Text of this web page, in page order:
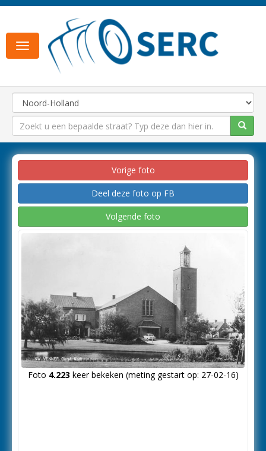
Toggle
navigation
Vorige foto
Deel deze foto op FB
Volgende foto
Foto 4.223 keer bekeken (meting gestart op: 27-02-16)